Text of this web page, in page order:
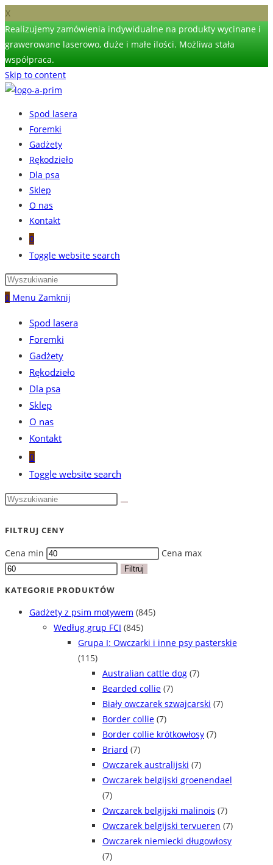
X
Realizujemy zamówienia indywidualne na produkty wycinane i
grawerowane laserowo, duże i małe ilości. Możliwa stała
współpraca.
Skip to content
Spod lasera
Foremki
Gadżety
Rękodzieło
Dla psa
Sklep
O nas
Kontakt
0
Toggle website search
0 Menu Zamknij
Spod lasera
Foremki
Gadżety
Rękodzieło
Dla psa
Sklep
O nas
Kontakt
0
Toggle website search
FILTRUJ CENY
Cena min Cena max
Filtruj
KATEGORIE PRODUKTÓW
Gadżety z psim motywem (845)
Według grup FCI (845)
Grupa I: Owczarki i inne psy pasterskie
(115)
Australian cattle dog (7)
Bearded collie (7)
Biały owczarek szwajcarski (7)
Border collie (7)
Border collie krótkowłosy (7)
Briard (7)
Owczarek australijski (7)
Owczarek belgijski groenendael
(7)
Owczarek belgijski malinois (7)
Owczarek belgijski tervueren (7)
Owczarek niemiecki długowłosy
(7)